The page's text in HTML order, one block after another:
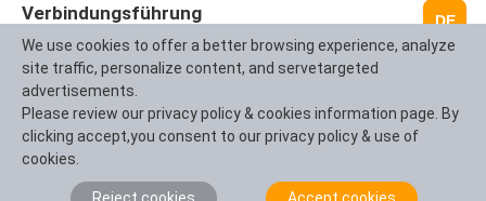
Verbindungsführung
Nanxun befindet sich im Kernbereich von Jiangsu,
Zhejiang und Shanghai, mit bequemen Transport, aber
es gibt keinen direkten Bahnhof.
Ausgehend von Shanghai/Hangzhou/Suzhou wird
empfohlen, die Hochgeschwindigkeitsbahn + Bus/Kach
DE
We use cookies to offer a better browsing experience, analyze
site traffic, personalize content, and servetargeted
advertisements.
Please review our privacy policy & cookies information page. By
clicking accept,you consent to our privacy policy & use of
cookies.